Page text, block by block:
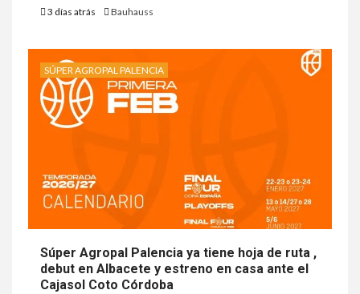
3 días atrás Bauhauss
SÚPER AGROPAL PALENCIA
Súper Agropal Palencia ya tiene hoja de ruta ,
debut en Albacete y estreno en casa ante el
Cajasol Coto Córdoba